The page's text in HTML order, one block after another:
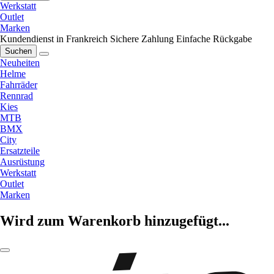
Werkstatt
Outlet
Marken
Kundendienst in Frankreich Sichere Zahlung Einfache Rückgabe
Suchen
Neuheiten
Helme
Fahrräder
Rennrad
Kies
MTB
BMX
City
Ersatzteile
Ausrüstung
Werkstatt
Outlet
Marken
Wird zum Warenkorb hinzugefügt...